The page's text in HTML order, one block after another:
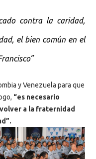
contra la caridad,
el bien común en el
y Venezuela para que
“es necesario
a la fraternidad